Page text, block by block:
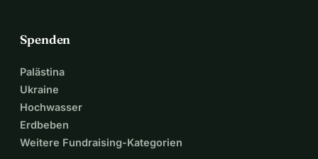
Spenden
Palästina
Ukraine
Hochwasser
Erdbeben
Weitere Fundraising-Kategorien